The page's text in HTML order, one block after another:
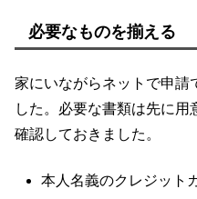
必要なものを揃える
家にいながらネットで申請
した。必要な書類は先に
確認しておきました。
本人名義のクレジット